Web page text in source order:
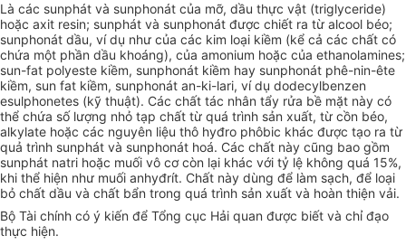
Là các sunphát và sunphonát của mỡ, dầu thực vật (triglyceride)
hoặc axit resin; sunphát và sunphonát được chiết ra từ alcool béo;
sunphonát dầu, ví dụ như của các kim loại kiềm (kể cả các chất có
chứa một phần dầu khoáng), của amonium hoặc của ethanolamines;
sun-fat polyeste kiềm, sunphonát kiềm hay sunphonát phê-nin-ête
kiềm, sun fat kiềm, sunphonát an-ki-lari, ví dụ dodecylbenzen
esulphonetes (kỹ thuật). Các chất tác nhân tẩy rửa bề mặt này có
thể chứa số lượng nhỏ tạp chất từ quá trình sản xuất, từ cồn béo,
alkylate hoặc các nguyên liệu thô hyđro phôbic khác được tạo ra từ
quả trình sunphát và sunphonát hoá. Các chất này cũng bao gồm
sunphát natri hoặc muối vô cơ còn lại khác với tỷ lệ không quá 15%,
khi thể hiện như muối anhyđrít. Chất này dùng để làm sạch, để loại
bỏ chất dầu và chất bẩn trong quá trình sản xuất và hoàn thiện vải.
Bộ Tài chính có ý kiến để Tổng cục Hải quan được biết và chỉ đạo
thực hiện.